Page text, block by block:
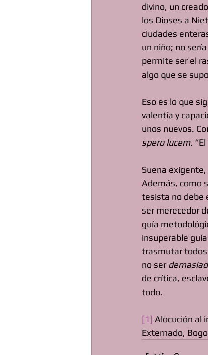
divino, un
los Dioses a
ciudades
un niño; no
permite ser el
algo que se
Eso es lo que
valentía y
unos nuevos.
spero lucem.
Suena
Además, como
tesista no debe
ser merecedor
guía
insuperable
trasmutar todos
no ser
de crítica,
todo.
[1] Alocución al
Externado,